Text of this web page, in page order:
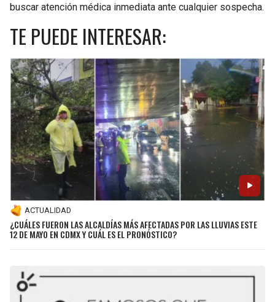
buscar atención médica inmediata ante cualquier sospecha.
TE PUEDE INTERESAR:
ACTUALIDAD
¿CUÁLES FUERON LAS ALCALDÍAS MÁS AFECTADAS POR LAS LLUVIAS ESTE
12 DE MAYO EN CDMX Y CUÁL ES EL PRONÓSTICO?